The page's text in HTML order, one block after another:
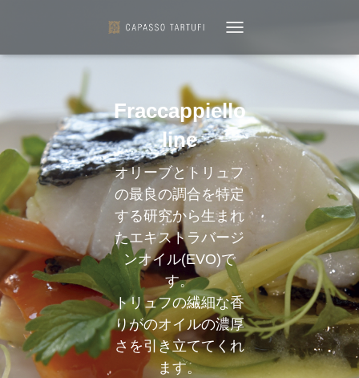
NAVIGATION
Fraccappiello
line
オリーブとトリュフ
の最良の調合を特定
する研究から生まれ
たエキストラバージ
ンオイル(EVO)で
す。
トリュフの繊細な香
りがのオイルの濃厚
さを引き立ててくれ
ます。